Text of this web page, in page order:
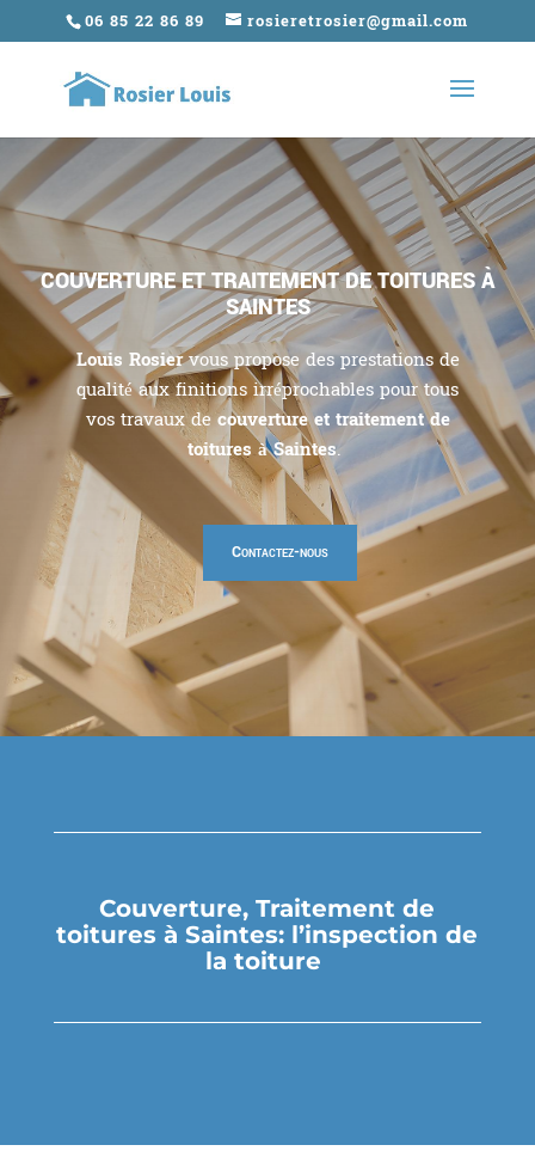
06 85 22 86 89 rosieretrosier@gmail.com
COUVERTURE ET TRAITEMENT DE TOITURES À
SAINTES
Louis Rosiervous propose des prestations de
qualité aux finitions irréprochables pour tous
vos travaux decouverture et traitement de
toitures à Saintes.
Contactez-nous
Couverture, Traitement de
toitures à Saintes: l’inspection de
la toiture